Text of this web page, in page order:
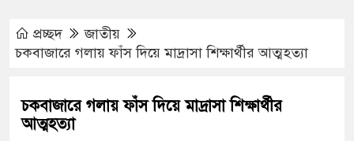
প্রচ্ছদ
জাতীয়
চকবাজারে গলায় ফাঁস দিয়ে মাদ্রাসা শিক্ষার্থীর আত্মহত্যা
চকবাজারে গলায় ফাঁস দিয়ে মাদ্রাসা শিক্ষার্থীর
আত্মহত্যা